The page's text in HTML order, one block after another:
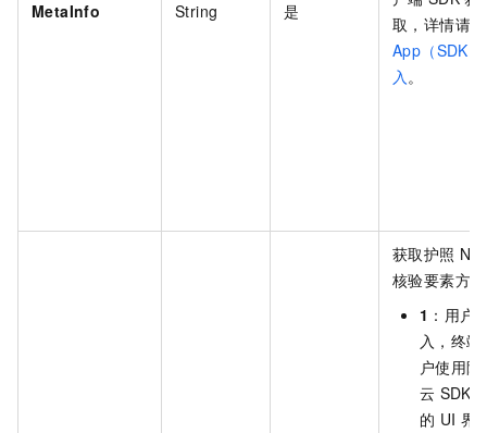
MetaInfo String 是
取，详情请
App（SDK
入。
获取护照
核验要素方
1 ：用户
入，终端
户使用阿
云 SDK
的 UI 界